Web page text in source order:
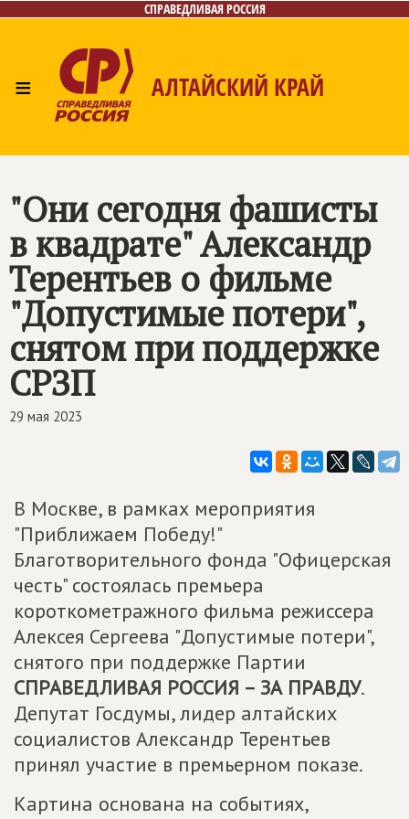
СПРАВЕДЛИВАЯ РОССИЯ
≡ АЛТАЙСКИЙ КРАЙ
Контакты
"Они сегодня фашисты
в квадрате" Александр
Терентьев о фильме
"Допустимые потери",
снятом при поддержке
СРЗП
29 мая 2023
В Москве, в рамках мероприятия
"Приближаем Победу!"
Благотворительного фонда "Офицерская
честь" состоялась премьера
короткометражного фильма режиссера
Алексея Сергеева "Допустимые потери",
снятого при поддержке Партии
СПРАВЕДЛИВАЯ РОССИЯ – ЗА ПРАВДУ.
Депутат Госдумы, лидер алтайских
социалистов Александр Терентьев
принял участие в премьерном показе.
Картина основана на событиях,